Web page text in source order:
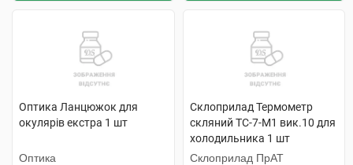
Оптика Ланцюжок для
окулярів екстра 1 шт
Оптика
Склоприлад Термометр
скляний ТС-7-М1 вик.10 для
холодильника 1 шт
Склоприлад ПрАТ